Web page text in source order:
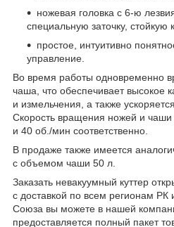
ножевая головка с 6-ю
специальную заточку, стойкую
простое, интуитивно
управление.
Во время работы одновременно
чаша, что обеспечивает высокое
и измельчения, а также
Скорость вращения ножей и чаши
и 40 об./мин соответственно.
В продаже также имеется
с объемом чаши 50 л.
Заказать невакуумный куттер
с доставкой по всем регионам
Союза вы можете в нашей
предоставляется полный пакет